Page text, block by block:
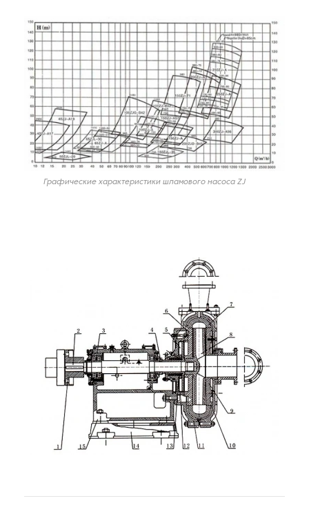
Графические характеристики шламового насоса ZJ